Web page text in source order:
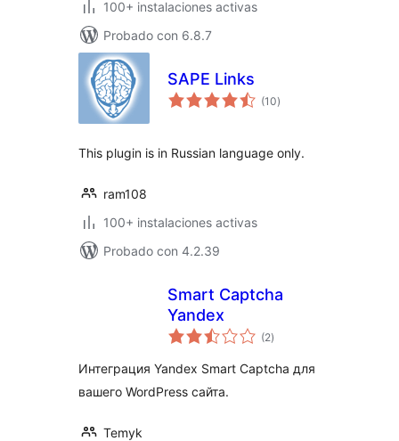
100+ instalaciones activas
Probado con 6.8.7
SAPE Links
(10total
de
)
This plugin is in Russian language only.
ram108
100+ instalaciones activas
Probado con 4.2.39
Smart Captcha
Yandex
(2total
de
)
Интеграция Yandex Smart Captcha для
вашего WordPress сайта.
Temyk